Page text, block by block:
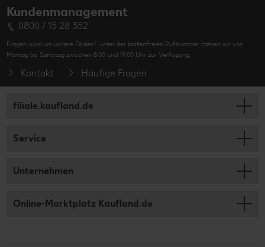
Kundenmanagement
0800 / 15 28 352
Fragen rund um unsere Filialen? Unter der kostenfreien Rufnummer stehen wir von
Montag bis Samstag zwischen 8:00 und 19:00 Uhr zur Verfügung.
Kontakt Häufige Fragen
filiale.kaufland.de
Service
Unternehmen
Online-Marktplatz Kaufland.de